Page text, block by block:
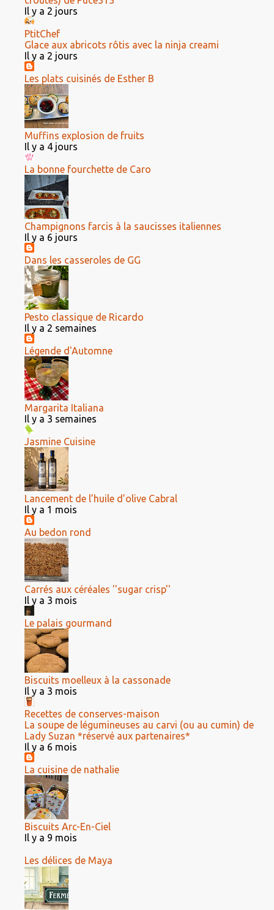
Il y a 2 jours
PtitChef
Glace aux abricots rôtis avec la ninja creami
Il y a 2 jours
Les plats cuisinés de Esther B
Muffins explosion de fruits
Il y a 4 jours
La bonne fourchette de Caro
Champignons farcis à la saucisses italiennes
Il y a 6 jours
Dans les casseroles de GG
Pesto classique de Ricardo
Il y a 2 semaines
Légende d'Automne
Margarita Italiana
Il y a 3 semaines
Jasmine Cuisine
Lancement de l’huile d’olive Cabral
Il y a 1 mois
Au bedon rond
Carrés aux céréales ''sugar crisp''
Il y a 3 mois
Le palais gourmand
Biscuits moelleux à la cassonade
Il y a 3 mois
Recettes de conserves-maison
La soupe de légumineuses au carvi (ou au cumin) de
Lady Suzan *réservé aux partenaires*
Il y a 6 mois
La cuisine de nathalie
Biscuits Arc-En-Ciel
Il y a 9 mois
Les délices de Maya